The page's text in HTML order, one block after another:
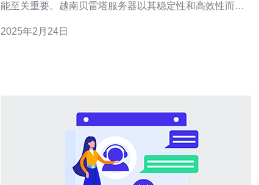
能至关重要。越南贝雷塔服务器以其稳定性和高效性而闻
雷塔服务器的优势和适用范围。 越南贝雷塔服务器具有以
2025年2月24日